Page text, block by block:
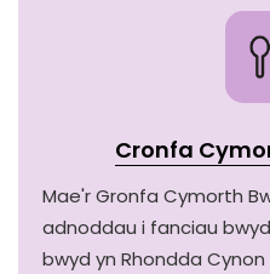
Cronfa
Mae'r Gronfa Cymorth
adnoddau i fanciau
bwyd yn Rhondda Cynon